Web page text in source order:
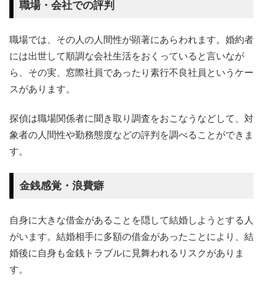
職場・会社での評判
職場では、その人の人間性が顕著にあらわれます。婚約者
には出世して順調な会社生活をおくっていると言いなが
ら、その実、窓際社員であったり素行不良社員というケー
スがあります。
探偵は職場関係者に聞き取り調査をおこなうなどして、対
象者の人間性や勤務態度などの評判を調べることができま
す。
金銭感覚・浪費癖
自身に大きな借金があることを隠して結婚しようとする人
がいます。結婚相手に多額の借金があったことにより、結
婚後に自身も金銭トラブルに見舞われるリスクがありま
す。